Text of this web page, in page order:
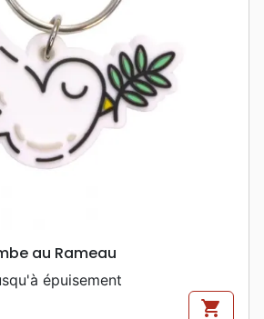
au Rameau
épuisement
shopping_cart